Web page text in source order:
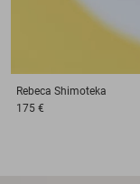
Rebeca Shimoteka
175 €